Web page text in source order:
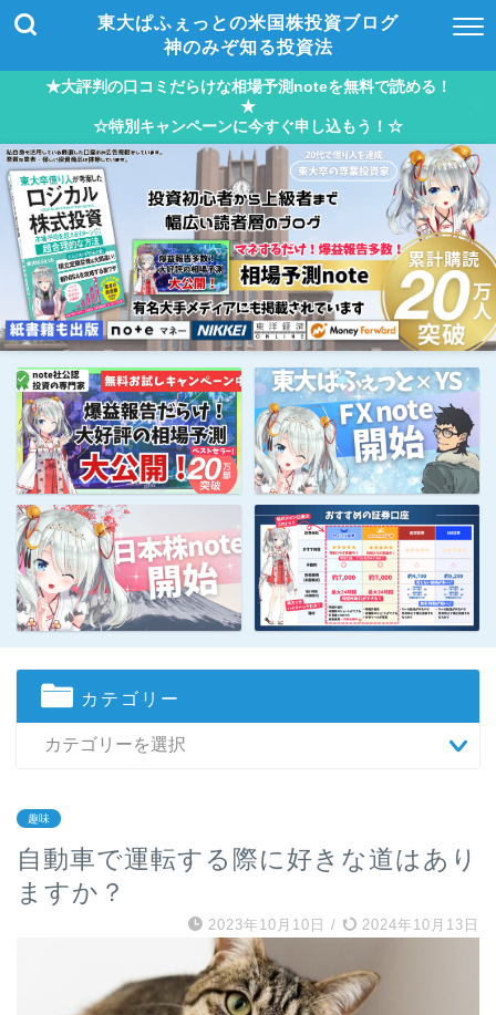
東大ぱふぇっとの米国株投資ブログ
神のみぞ知る投資法
★大評判の口コミだらけな相場予測noteを無料で読める！
★
☆特別キャンペーンに今すぐ申し込もう！☆
カテゴリー
趣味
自動車で運転する際に好きな道はあり
ますか？
2023年10月10日 / 2024年10月13日